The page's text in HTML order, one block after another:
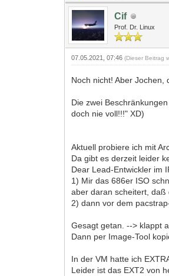
Cif
Prof. Dr. Linux
07.05.2021, 07:46(Dieser Beitrag
Noch nicht! Aber Jochen,
Die zwei
doch nie voll!!!" XD)
Aktuell probiere ich mit
Da gibt es derzeit leider
Dear Lead-Entwickler im
1) Mir das 686er ISO
aber daran scheitert, daß
2) dann vor dem
Gesagt getan. --> klappt
Dann per Image-Tool
In der VM hatte ich
Leider ist das EXT2 von